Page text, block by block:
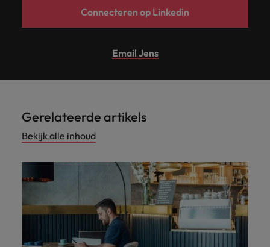
Connecteren op Linkedin
Email Jens
Gerelateerde artikels
Bekijk alle inhoud